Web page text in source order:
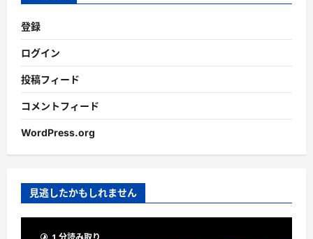
登録
ログイン
投稿フィード
コメントフィード
WordPress.org
見逃したかもしれません